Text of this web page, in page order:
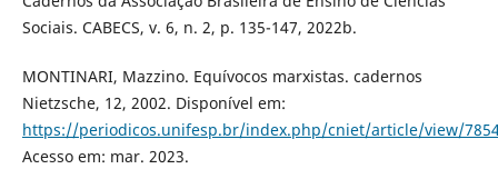
Sociais. CABECS, v. 6, n. 2, p. 135-147, 2022b.
MONTINARI, Mazzino. Equívocos marxistas. cadernos
Nietzsche, 12, 2002. Disponível em:
https://periodicos.unifesp.br/index.php/cniet/article/view/
Acesso em: mar. 2023.